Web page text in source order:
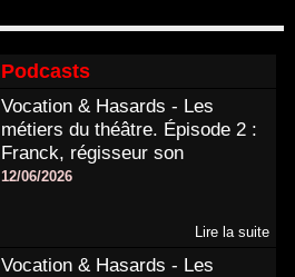
Podcasts
Vocation & Hasards - Les
métiers du théâtre. Épisode 2 :
Franck, régisseur son
12/06/2026
Lire la suite
Vocation & Hasards - Les